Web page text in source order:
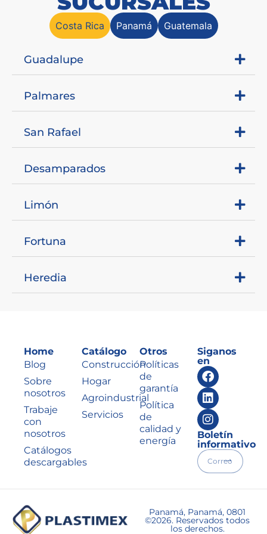
Costa Rica Panamá Guatemala
Guadalupe
Palmares
San Rafael
Desamparados
Limón
Fortuna
Heredia
Home
Blog
Sobre
nosotros
Trabaje
con
nosotros
Catálogos
descargables
Catálogo
Construcción
Hogar
Agroindustrial
Servicios
Otros
Políticas
de
garantía
Política
de
calidad y
energía
Siganos
en
Boletín
informativo
Panamá, Panamá, 0801
©2026. Reservados todos
los derechos.